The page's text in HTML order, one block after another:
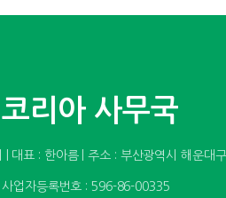
리아 사무국
| 대표 : 한아름 | 주소 : 부산광역시 해운대
업자등록번호 : 596-86-00335